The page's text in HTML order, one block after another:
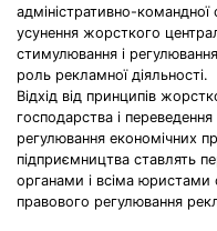
адміністративно-
усунення жорсткого
стимулювання і
роль рекламної діяльності.
Відхід від принципів
господарства і
регулювання економічних
підприємництва ставлять
органами і всіма юристами
правового регулювання